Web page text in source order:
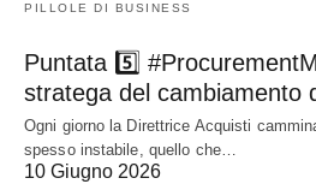
PILLOLE DI BUSINESS
Puntata 5️⃣
stratega del cambiamento
Ogni giorno la Direttrice Acquisti
spesso instabile, quello che…
10 Giugno 2026